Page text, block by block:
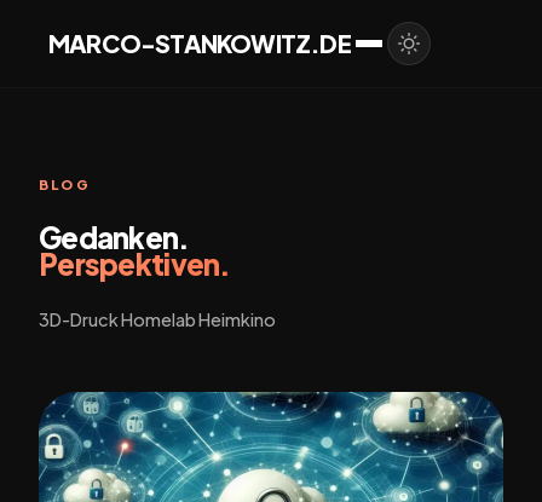
MARCO-STANKOWITZ.DE
BLOG
Gedanken.
Perspektiven.
3D-Druck Homelab Heimkino